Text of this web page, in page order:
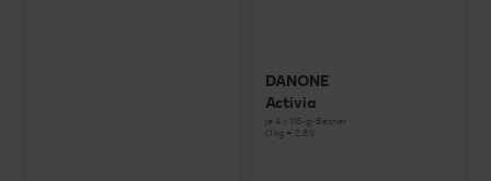
DANONE
Activia
je 4 x 115-g-Becher
(1 kg = 2.81)